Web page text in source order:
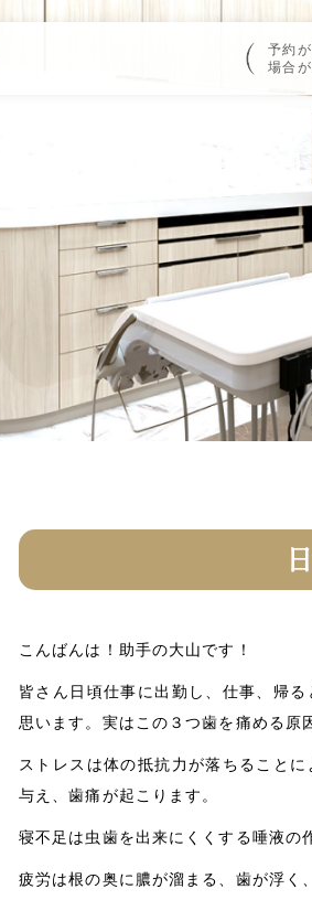
予約
場合
こんばんは！助手の大山です！
皆さん日頃仕事に出勤し、仕事、帰
思います。実はこの３つ歯を痛める原
ストレスは体の抵抗力が落ちること
与え、歯痛が起こります。
寝不足は虫歯を出来にくくする唾液の
疲労は根の奥に膿が溜まる、歯が浮く